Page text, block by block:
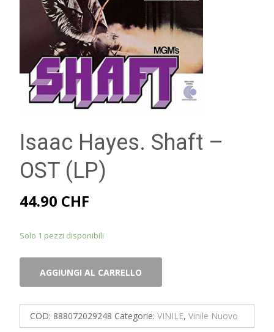
Isaac Hayes. Shaft –
OST (LP)
44.90 CHF
Solo 1 pezzi disponibili
Hayes.
OST
AGGIUNGI AL CARRELLO
COD: 888072029248 Categorie: VINILE, Vinile Nuovo